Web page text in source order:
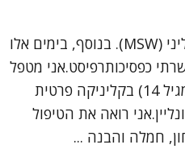
שמי ערן צח, עובד סוציאלי קליני (MSW). בנוסף, בימים אלו
כפסיכותרפיסט.אני מטפל
במבוגרים ובמתבגרים (החל מגיל 14) בקליניקה פרטית
רואה את הטיפול
חמלה והבנה ...